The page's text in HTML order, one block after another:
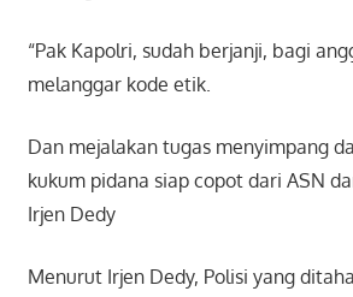
“Pak Kapolri, sudah berjanji, bagi
melanggar kode etik.
Dan mejalakan tugas menyimpang
kukum pidana siap copot dari ASN
Irjen Dedy
Menurut Irjen Dedy, Polisi yang